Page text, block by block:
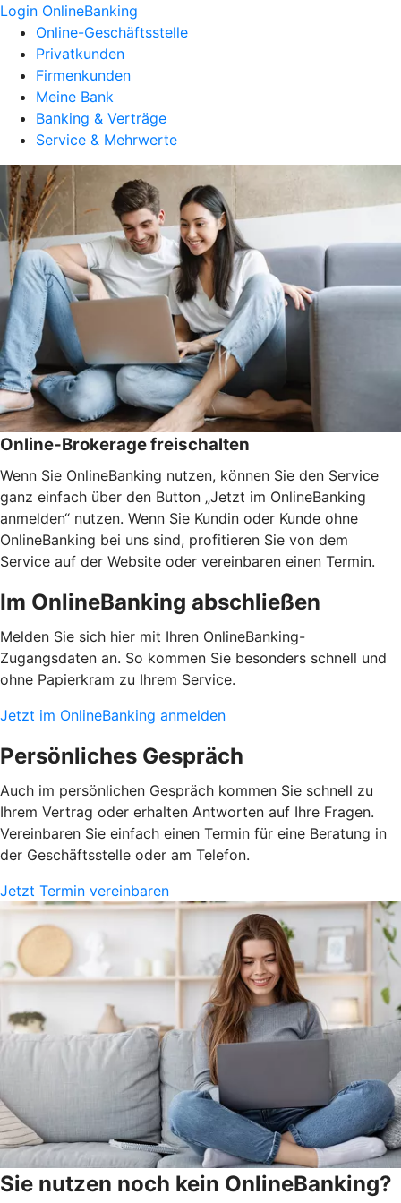
Login OnlineBanking
Online-Geschäftsstelle
Privatkunden
Firmenkunden
Meine Bank
Banking & Verträge
Service & Mehrwerte
Online-Brokerage freischalten
Wenn Sie OnlineBanking nutzen, können Sie den Service
ganz einfach über den Button „Jetzt im OnlineBanking
anmelden“ nutzen. Wenn Sie Kundin oder Kunde ohne
OnlineBanking bei uns sind, profitieren Sie von dem
Service auf der Website oder vereinbaren einen Termin.
Im OnlineBanking abschließen
Melden Sie sich hier mit Ihren OnlineBanking-
Zugangsdaten an. So kommen Sie besonders schnell und
ohne Papierkram zu Ihrem Service.
Jetzt im OnlineBanking anmelden
Persönliches Gespräch
Auch im persönlichen Gespräch kommen Sie schnell zu
Ihrem Vertrag oder erhalten Antworten auf Ihre Fragen.
Vereinbaren Sie einfach einen Termin für eine Beratung in
der Geschäftsstelle oder am Telefon.
Jetzt Termin vereinbaren
Sie nutzen noch kein OnlineBanking?